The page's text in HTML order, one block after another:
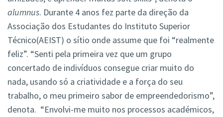
alumnus. Durante 4 anos fez parte da direção da
Associação dos Estudantes do Instituto Superior
Técnico(AEIST) o sítio onde assume que foi “realmente
feliz”. “Senti pela primeira vez que um grupo
concertado de indivíduos consegue criar muito do
nada, usando só a criatividade e a força do seu
trabalho, o meu primeiro sabor de empreendedorismo”,
denota. “Envolvi-me muito nos processos académicos,